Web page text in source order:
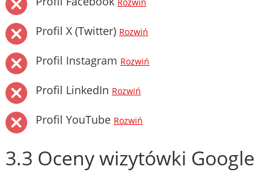
Rozwiń
Profil X (Twitter) Rozwiń
Profil Instagram Rozwiń
Profil LinkedIn Rozwiń
Profil YouTube Rozwiń
3.3 Oceny wizytówki Google